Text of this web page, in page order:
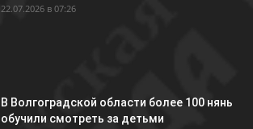
22.07.2026 в 07:26
В Волгоградской области более 100 нянь
обучили смотреть за детьми